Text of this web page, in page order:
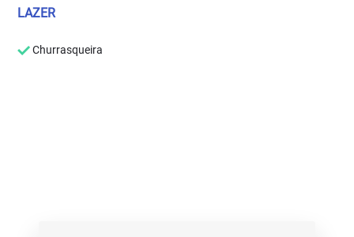
LAZER
Churrasqueira